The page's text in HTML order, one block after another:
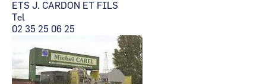
ETS J. CARDON ET FILS
Tel
02 35 25 06 25